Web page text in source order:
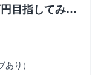
目指してみま
不問 #未経験
スセンター
り）